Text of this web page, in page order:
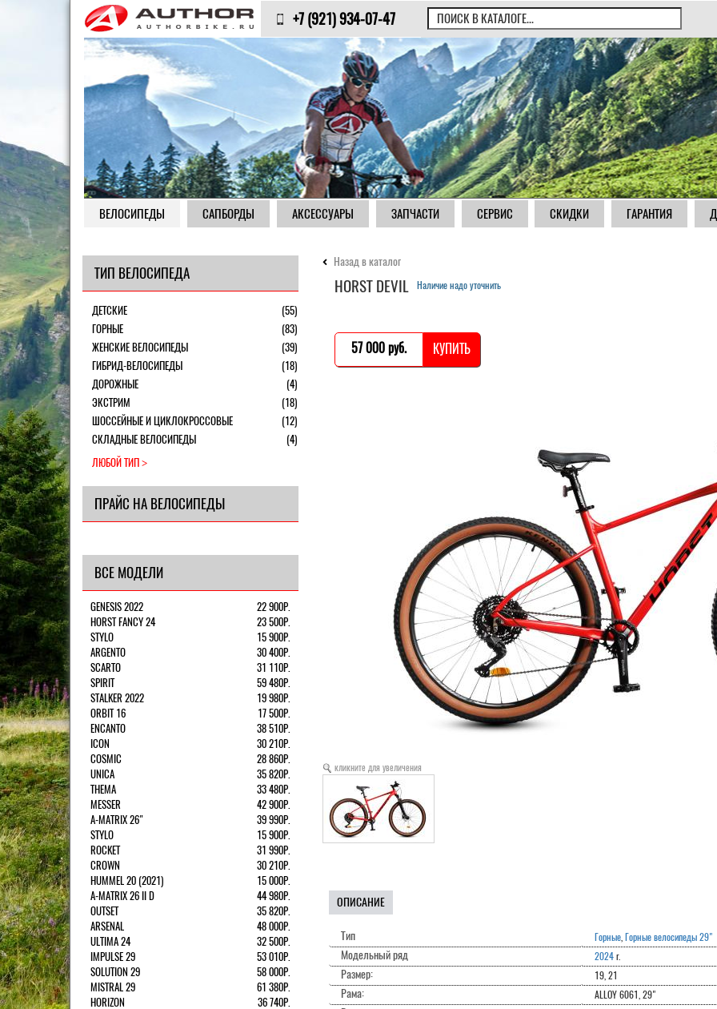
+7 (921) 934-07-47
ВЕЛОСИПЕДЫ САПБОРДЫ АКСЕССУАРЫ ЗАПЧАСТИ СЕРВИС СКИДКИ ГАРАНТИЯ
Назад в каталог
HORST DEVIL Наличие надо уточнить
57 000 pуб. КУПИТЬ
кликните для увеличения
ОПИСАНИЕ
Тип Горные, Горные велосипеды 29"
Модельный ряд 2024г.
Размер: 19, 21
Рама: ALLOY 6061, 29"
ТИП ВЕЛОСИПЕДА
ДЕТСКИЕ
(55)
ГОРНЫЕ
(83)
ЖЕНСКИЕ ВЕЛОСИПЕДЫ
(39)
ГИБРИД-ВЕЛОСИПЕДЫ
(18)
ДОРОЖНЫЕ
(4)
ЭКСТРИМ
(18)
ШОССЕЙНЫЕ И ЦИКЛОКРОССОВЫЕ
(12)
СКЛАДНЫЕ ВЕЛОСИПЕДЫ
(4)
ЛЮБОЙ ТИП
ПРАЙС НА ВЕЛОСИПЕДЫ
ВСЕ МОДЕЛИ
GENESIS 2022
22 900Р.
HORST FANCY 24
23 500Р.
STYLO
15 900Р.
ARGENTO
30 400Р.
SCARTO
31 110Р.
SPIRIT
59 480Р.
STALKER 2022
19 980Р.
ORBIT 16
17 500Р.
ENCANTO
38 510Р.
ICON
30 210Р.
COSMIC
28 860Р.
UNICA
35 820Р.
THEMA
33 480Р.
MESSER
42 900Р.
A-MATRIX 26"
39 990Р.
STYLO
15 900Р.
ROCKET
31 990Р.
CROWN
30 210Р.
HUMMEL 20 (2021)
15 000Р.
A-MATRIX 26 II D
44 980Р.
OUTSET
35 820Р.
ARSENAL
48 000Р.
ULTIMA 24
32 500Р.
IMPULSE 29
53 010Р.
SOLUTION 29
58 000Р.
MISTRAL 29
61 380Р.
HORIZON
36 740Р.